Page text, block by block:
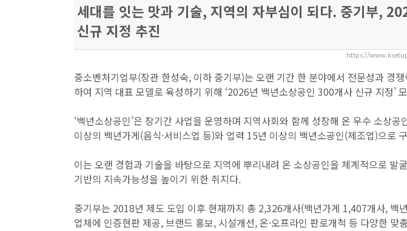
세대를 잇는 맛과 기술, 지역의 자부심이 되다. 중기부,
신규 지정 추진
https://
중소벤처기업부(장관 한성숙, 이하 중기부)는 오랜 기간 한 분야에서 전문성과 경
하여 지역 대표 모델로 육성하기 위해 ‘2026년 백년소상공인 300개사 신규 지정’
‘백년소상공인’은 장기간 사업을 운영하며 지역사회와 함께 성장해 온 우수 소상공
이상의 백년가게(음식·서비스업 등)와 업력 15년 이상의 백년소공인(제조업)으로
이는 오랜 경험과 기술을 바탕으로 지역에 뿌리내려 온 소상공인을 체계적으로 발
기반의 지속가능성을 높이기 위한 취지다.
중기부는 2018년 제도 도입 이후 현재까지 총 2,326개사(백년가게 1,407개사, 백
업체에 인증현판 제공, 브랜드 홍보, 시설개선, 온·오프라인 판로개척 등 다양한 맞